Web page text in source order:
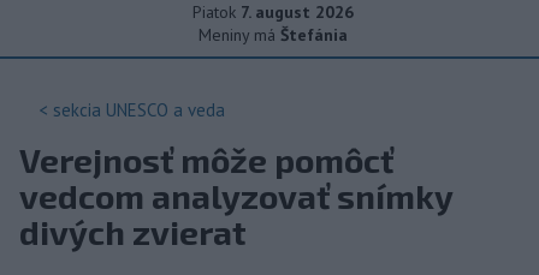
Piatok 7. august 2026
Meniny má Štefánia
< sekcia UNESCO a veda
Verejnosť môže pomôcť
vedcom analyzovať snímky
divých zvierat